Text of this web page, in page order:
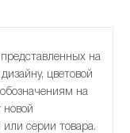
на
цветовой
на
новой
серии товара.